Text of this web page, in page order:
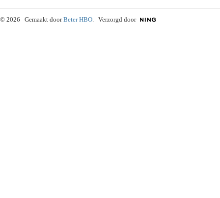
© 2026 Gemaakt doorBeter HBO. Verzorgd door